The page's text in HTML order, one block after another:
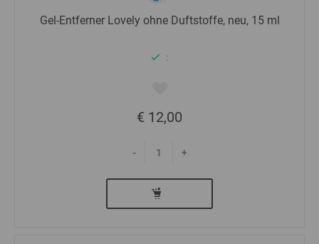
Gel-Entferner Lovely ohne Duftstoffe, neu, 15 ml
:
€ 12,00
- +